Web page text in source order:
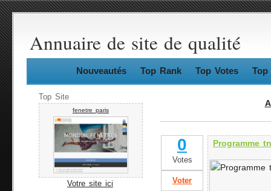
Annuaire de site de qualité
Nouveautés Top Rank Top Votes Top
Top Site
fenetre paris
Votre site ici
0
Votes
Voter
Programme